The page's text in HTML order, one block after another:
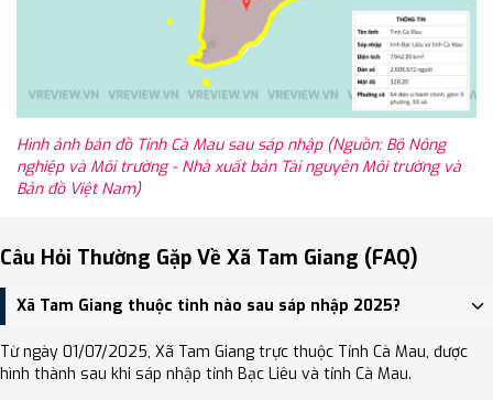
Hình ảnh bản đồ Tỉnh Cà Mau sau sáp nhập (Nguồn: Bộ Nông
nghiệp và Môi trường - Nhà xuất bản Tài nguyên Môi trường và
Bản đồ Việt Nam)
Câu Hỏi Thường Gặp Về Xã Tam Giang (FAQ)
Xã Tam Giang thuộc tỉnh nào sau sáp nhập 2025?
Từ ngày 01/07/2025, Xã Tam Giang trực thuộc Tỉnh Cà Mau, được
hình thành sau khi sáp nhập tỉnh Bạc Liêu và tỉnh Cà Mau.